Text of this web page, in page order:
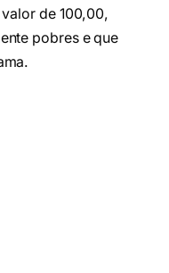
de 100,00,
pobres e que